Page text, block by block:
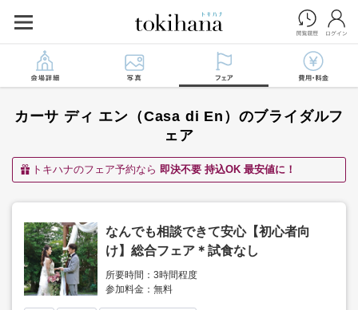
カーサ ディ エン（Casa di En）のブライダルフ
ェア
トキハナのフェア予約なら 即決不要 持込OK 最安値に！
なんでも相談できて安心【初心者向
け】総合フェア＊試食なし
所要時間：3時間程度
参加料金：無料